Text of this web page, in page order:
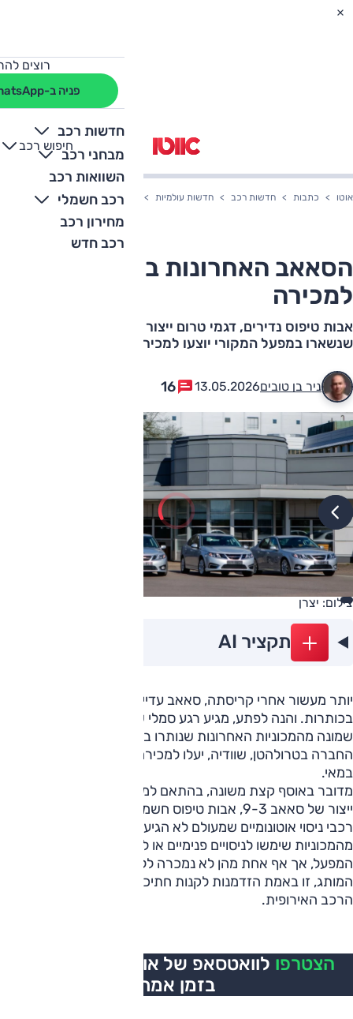
רוצים
פניה ב-WhatsApp
חדשות רכב
מבחני רכב
השוואות רכב
רכב חשמלי
מחירון רכב
רכב חדש
חיפוש רכב
+
-
אוטו כתבות חדשות רכב חדשות עולמיות הסאאב האחרונות בעולם עולות
הסאאב האחרונות בעולם עולות
למכירה
אבות טיפוס נדירים, דגמי טרום ייצור ורכבים חשמליים
שנשארו במפעל המקורי יוצעו למכירה
ניר בן טובים13.05.2026
16
צילום: יצרן
תקציר AI
יותר מעשור אחרי קריסתה, סאאב עדיין מצליחה להתברג
בכותרות. והנה לפתע, מגיע רגע סמלי שאי אפשר להתעלם ממנו:
שמונה מהמכוניות האחרונות שנותרו במפעל ההיסטורי של
במאי.
מדובר באוסף קצת משונה, בהתאם למסורת, שכולל דגמי טרום
רכבי ניסוי אוטונומיים שמעולם לא הגיעו לייצור סדרתי. חלק
מהמכוניות שימשו לניסויים פנימיים או לתנועה בתוך שטח
המפעל, אך אף אחת מהן לא נמכרה ללקוח פרטי. עבור חובבי
המותג, זו באמת הזדמנות לקנות חתיכה היסטורית של תעשיית
הרכב האירופית.
הצטרפו לוואטסאפ של אוטו, כל העדכונים
בזמן אמת